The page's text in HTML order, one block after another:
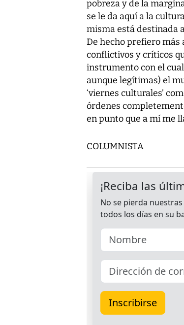
pobreza y de la
se le da aquí a la
misma está destinada
De hecho prefiero más
conflictivos y críticos
instrumento con el
aunque legítimas) el
‘viernes culturales’
órdenes
en punto que a mí me
COLUMNISTA